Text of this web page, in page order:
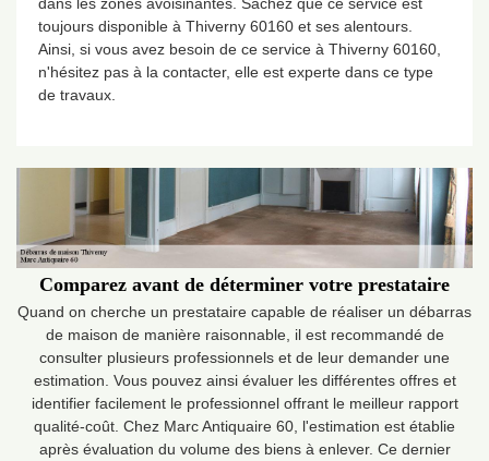
toujours disponible à Thiverny 60160 et ses alentours.
Ainsi, si vous avez besoin de ce service à Thiverny 60160,
n'hésitez pas à la contacter, elle est experte dans ce type
de travaux.
Comparez avant de déterminer votre prestataire
Quand on cherche un prestataire capable de réaliser un débarras
de maison de manière raisonnable, il est recommandé de
consulter plusieurs professionnels et de leur demander une
estimation. Vous pouvez ainsi évaluer les différentes offres et
identifier facilement le professionnel offrant le meilleur rapport
qualité-coût. Chez Marc Antiquaire 60, l'estimation est établie
après évaluation du volume des biens à enlever. Ce dernier